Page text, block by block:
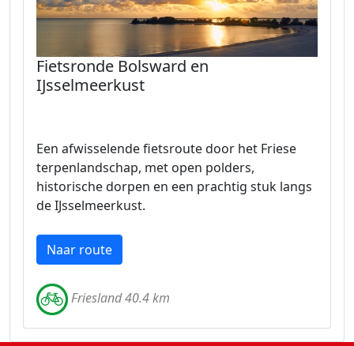
Fietsronde Bolsward en
IJsselmeerkust
Een afwisselende fietsroute door het Friese
terpenlandschap, met open polders,
historische dorpen en een prachtig stuk langs
de IJsselmeerkust.
Naar route
Friesland 40.4 km